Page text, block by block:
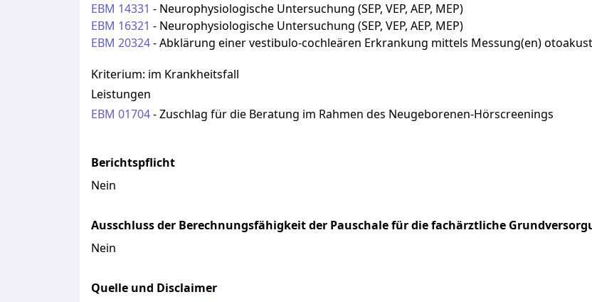
EBM 14331 - Neurophysiologische Untersuchung (SEP, VEP, AEP, MEP)
EBM 16321 - Neurophysiologische Untersuchung (SEP, VEP, AEP, MEP)
EBM 20324-Abklärung einer vestibulo-cochleären Erkrankung mittels Messung(en)
Kriterium: im Krankheitsfall
Leistungen
EBM 01704-Zuschlag für die Beratung im Rahmen des Neugeborenen-Hörscreenings
Berichtspflicht
Nein
Ausschluss der Berechnungsfähigkeit der Pauschale für die fachärztliche
Nein
Quelle und Disclaimer